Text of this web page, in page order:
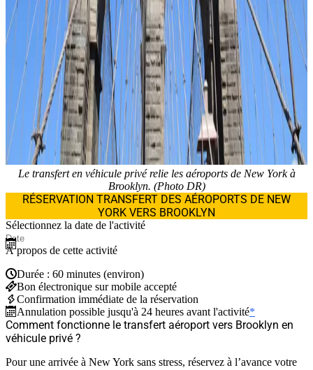
Le transfert en véhicule privé relie les aéroports de New York à
Brooklyn. (Photo DR)
RÉSERVATION TRANSFERT DES AÉROPORTS DE NEW
YORK VERS BROOKLYN
Sélectionnez la date de l'activité
À propos de cette activité
Durée : 60 minutes (environ)
Bon électronique sur mobile accepté
Confirmation immédiate de la réservation
Annulation possible jusqu'à 24 heures avant l'activité*
Comment fonctionne le transfert aéroport vers Brooklyn en
véhicule privé ?
Pour une arrivée à New York sans stress, réservez à l’avance votre